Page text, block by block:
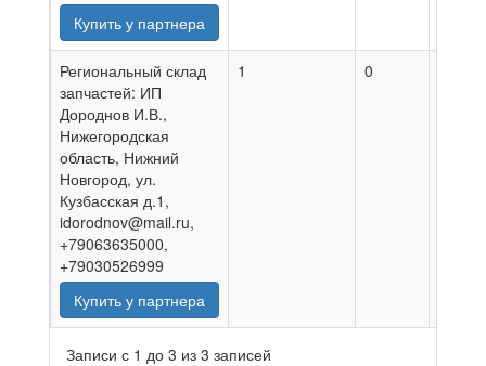
Купить у партнера
Региональный склад
запчастей: ИП
Дороднов И.В.,
Нижегородская
область, Нижний
Новгород, ул.
Кузбасская д.1,
idorodnov@mail.ru,
+79063635000,
+79030526999
Купить у партнера
1 0
Записи с 1 до 3 из 3 записей